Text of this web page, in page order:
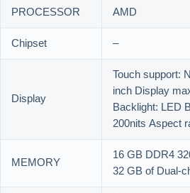
PROCESSOR
AMD
Chipset
–
Display
Touch support:
inch Display
Backlight: LED
200nits Aspect
MEMORY
16 GB DDR4
32 GB of Dual-